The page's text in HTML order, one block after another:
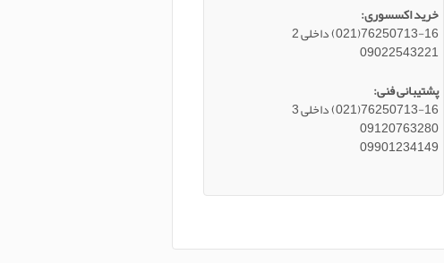
خرید اکسسوری:
76250713-16(021) داخلی 2
09022543221
پشتیبانی فنی:
76250713-16(021) داخلی 3
09120763280
09901234149